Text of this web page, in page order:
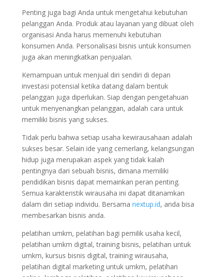
Penting juga bagi Anda untuk mengetahui kebutuhan
pelanggan Anda. Produk atau layanan yang dibuat oleh
organisasi Anda harus memenuhi kebutuhan
konsumen Anda. Personalisasi bisnis untuk konsumen
juga akan meningkatkan penjualan.
Kemampuan untuk menjual diri sendiri di depan
investasi potensial ketika datang dalam bentuk
pelanggan juga diperlukan. Siap dengan pengetahuan
untuk menyenangkan pelanggan, adalah cara untuk
memiliki bisnis yang sukses.
Tidak perlu bahwa setiap usaha kewirausahaan adalah
sukses besar. Selain ide yang cemerlang, kelangsungan
hidup juga merupakan aspek yang tidak kalah
pentingnya dari sebuah bisnis, dimana memiliki
pendidikan bisnis dapat memainkan peran penting.
Semua karakteristik wirausaha ini dapat ditanamkan
dalam diri setiap individu. Bersama nextup.id, anda bisa
membesarkan bisnis anda.
pelatihan umkm, pelatihan bagi pemilik usaha kecil,
pelatihan umkm digital, training bisnis, pelatihan untuk
umkm, kursus bisnis digital, training wirausaha,
pelatihan digital marketing untuk umkm, pelatihan